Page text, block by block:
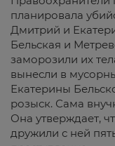
планировала
Дмитрий и
Бельская и
заморозили их
вынесли в
Екатерины
розыск. Сама
Она утверждает,
дружили с ней